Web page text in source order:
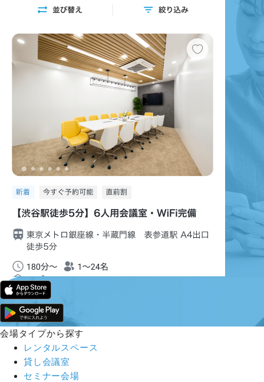
会場タイプから探す
レンタルスペース
貸し会議室
セミナー会場